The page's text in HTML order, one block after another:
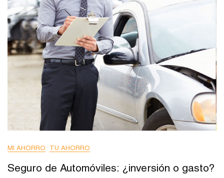
MI AHORRO TU AHORRO
Seguro de Automóviles: ¿inversión o gasto?